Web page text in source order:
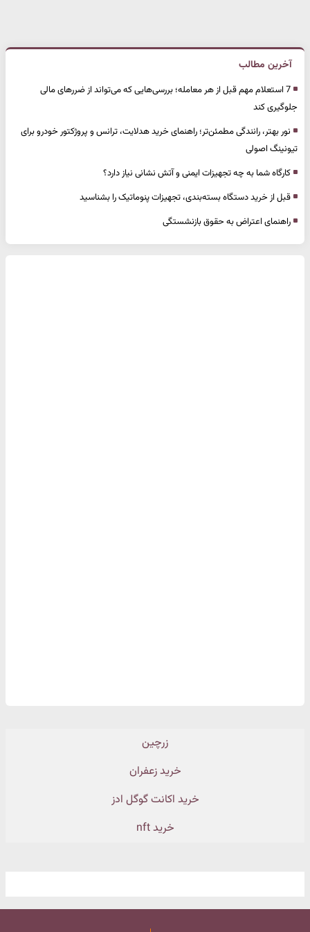
آخرین مطالب
7 استعلام مهم قبل از هر معامله؛ بررسی‌هایی که می‌تواند از ضررهای مالی
جلوگیری کند
نور بهتر، رانندگی مطمئن‌تر؛ راهنمای خرید هدلایت، ترانس و پروژکتور خودرو برای
تیونینگ اصولی
کارگاه شما به چه تجهیزات ایمنی و آتش نشانی نیاز دارد؟
قبل از خرید دستگاه بسته‌بندی، تجهیزات پنوماتیک را بشناسید
راهنمای اعتراض به حقوق بازنشستگی
زرچین
خرید زعفران
خرید اکانت گوگل ادز
خرید nft